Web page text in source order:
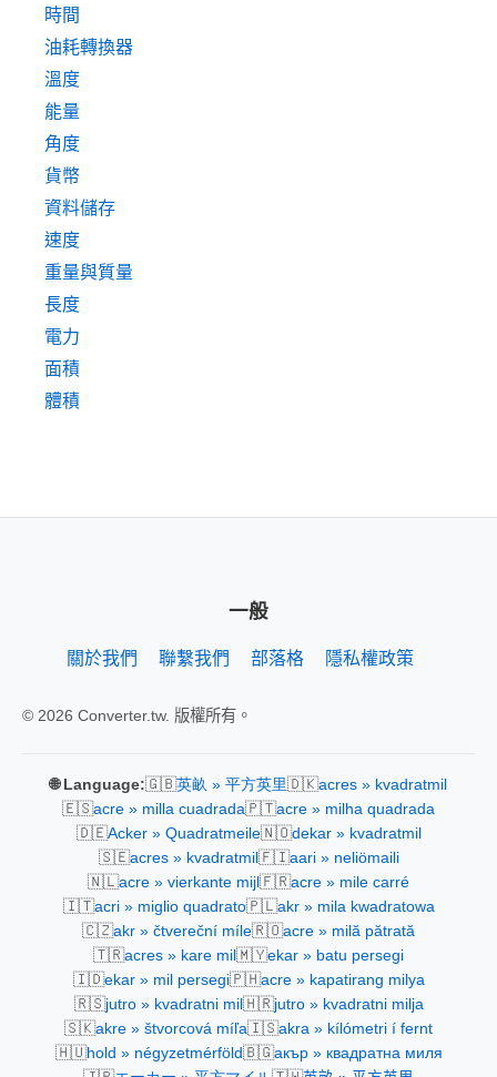
時間
油耗轉換器
溫度
能量
角度
貨幣
資料儲存
速度
重量與質量
長度
電力
面積
體積
一般
關於我們 聯繫我們 部落格 隱私權政策
© 2026 Converter.tw. 版權所有。
🌐 Language:🇬🇧英畝 » 平方英里🇩🇰acres » kvadratmil
🇪🇸acre » milla cuadrada🇵🇹acre » milha quadrada
🇩🇪Acker » Quadratmeile🇳🇴dekar » kvadratmil
🇸🇪acres » kvadratmil🇫🇮aari » neliömaili
🇳🇱acre » vierkante mijl 🇫🇷acre » mile carré
🇮🇹acri » miglio quadrato🇵🇱akr » mila kwadratowa
🇨🇿akr » čtvereční míle🇷🇴acre » milă pătrată
🇹🇷acres » kare mil 🇲🇾ekar » batu persegi
🇮🇩ekar » mil persegi🇵🇭acre » kapatirang milya
🇷🇸jutro » kvadratni mil🇭🇷jutro » kvadratni milja
🇸🇰akre » štvorcová míľa🇮🇸akra » kílómetri í fernt
🇭🇺hold » négyzetmérföld🇧🇬акър » квадратна миля